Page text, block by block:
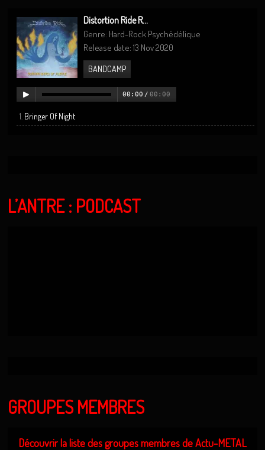
Distortion Ride R...
Genre: Hard-Rock Psychédélique
Release date: 13 Nov 2020
BANDCAMP
00:00 / 00:00
Bringer Of Night
L’ANTRE : PODCAST
GROUPES MEMBRES
Découvrir la liste des groupes membres de Actu-METAL